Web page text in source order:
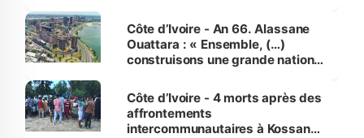
enfants
Côte d’Ivoire - An 66. Alassane
Ouattara : « Ensemble, (…)
construisons une grande nation
générations futures »
Côte d’Ivoire - 4 morts après des
affrontements
intercommunautaires à Kossandji